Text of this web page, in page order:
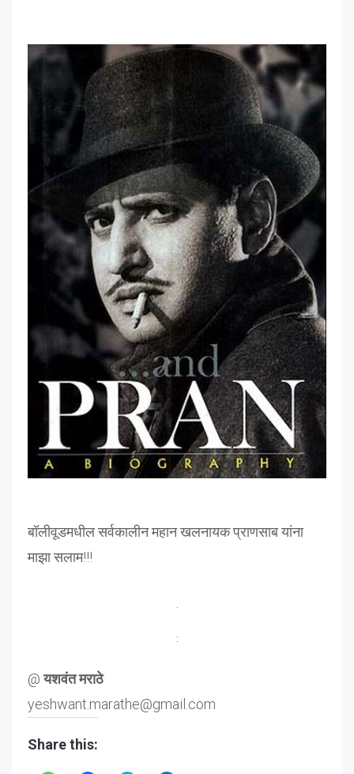
बॉलीवूडमधील सर्वकालीन महान खलनायक प्राणसाब यांना
माझा सलाम!!!
@यशवंत मराठे
yeshwant.marathe@gmail.com
Share this: